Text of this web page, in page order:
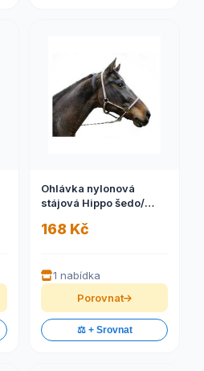
Ohlávka nylonová
stájová Hippo šedo/
168 Kč
1 nabídka
Porovnat
⚖️ + Srovnat